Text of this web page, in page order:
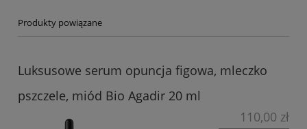
Produkty powiązane
Luksusowe serum opuncja figowa, mleczko
pszczele, miód Bio Agadir 20 ml
110,00 zł